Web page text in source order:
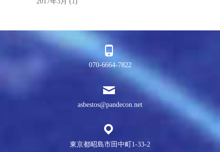
070-6664-7822
asbestos@pandecon.net
東京都昭島市田中町1-33-2